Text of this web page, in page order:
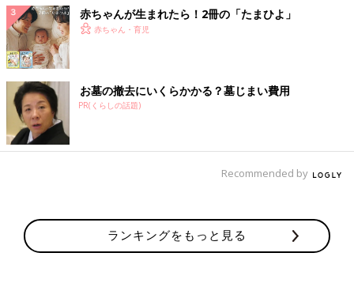
赤ちゃんが生まれたら！2冊の「たまひよ」
赤ちゃん・育児
お墓の撤去にいくらかかる？墓じまい費用
PR(くらしの話題)
Recommended by
ランキングをもっと見る